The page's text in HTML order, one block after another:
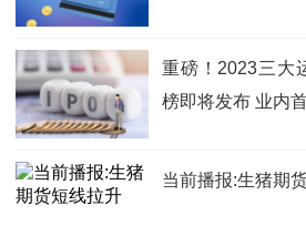
重磅！2023三大
榜即将发布 业内
当前播报:生猪期